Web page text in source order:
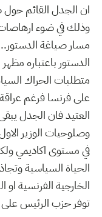
ان الجدل القائم
وذلك في ضوء ارهاصات
مسار صياغة
الدستور باعتباره
متطلبات الحراك
على فرنسا فرغم
العتيد فان الجدل
وصلوحيات الوزير
في مستوى اكاديمي
الحياة السياسية
الخارجية الفرنسية او
توفر حزب الرئيس على